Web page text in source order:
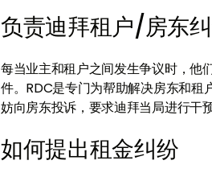
负责迪拜租户/房东
每当业主和租户之间发生争议时，他
件。RDC是专门为帮助解决房东和
妨向房东投诉，要求迪拜当局进行干
如何提出租金纠纷